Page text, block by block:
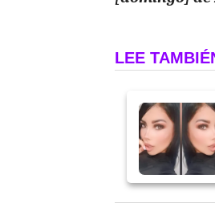
LEE